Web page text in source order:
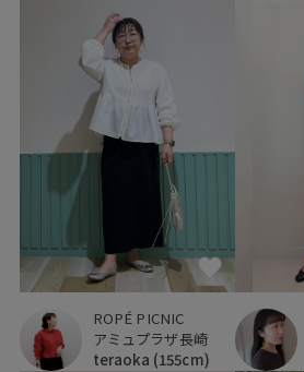
ROPÉ PICNIC
アミュプラザ長崎
teraoka (155cm)